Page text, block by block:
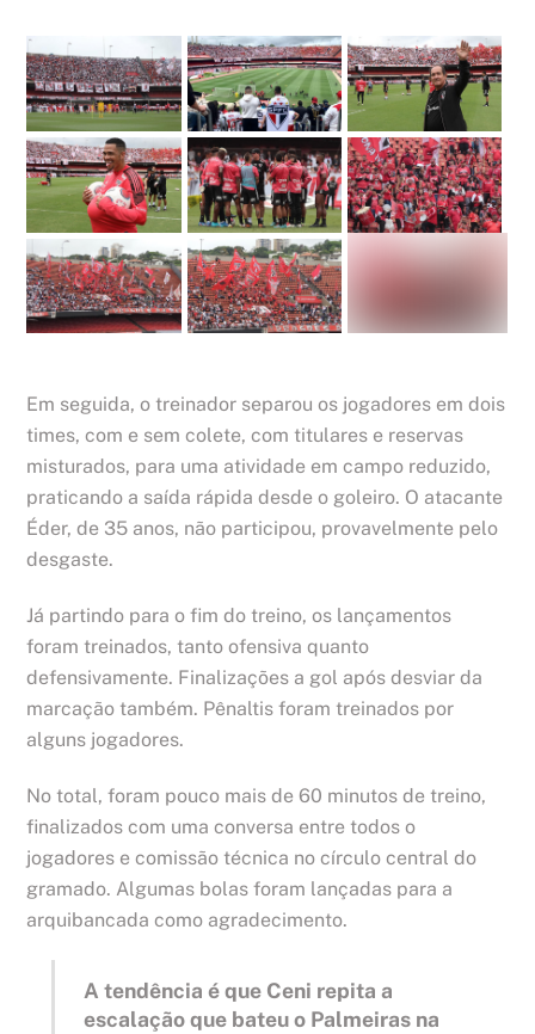
Em seguida, o treinador separou os jogadores em dois
times, com e sem colete, com titulares e reservas
misturados, para uma atividade em campo reduzido,
praticando a saída rápida desde o goleiro. O atacante
Éder, de 35 anos, não participou, provavelmente pelo
desgaste.
Já partindo para o fim do treino, os lançamentos
foram treinados, tanto ofensiva quanto
defensivamente. Finalizações a gol após desviar da
marcação também. Pênaltis foram treinados por
alguns jogadores.
No total, foram pouco mais de 60 minutos de treino,
finalizados com uma conversa entre todos o
jogadores e comissão técnica no círculo central do
gramado. Algumas bolas foram lançadas para a
arquibancada como agradecimento.
A tendência é que Ceni repita a
escalação que bateu o Palmeiras na